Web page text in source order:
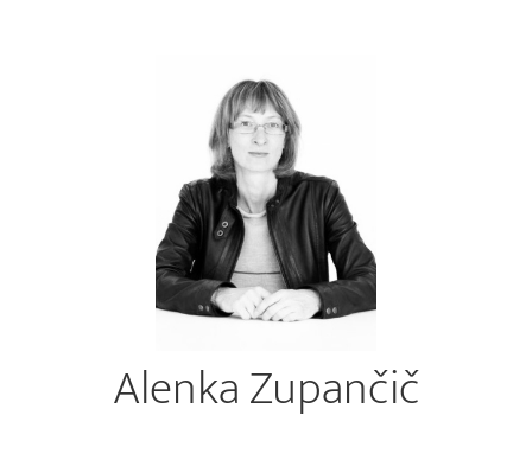
Alenka Zupančič